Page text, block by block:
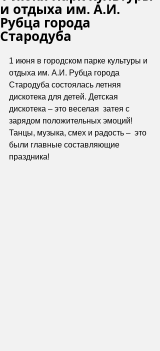
и отдыха им. А.И.
Рубца города
Стародуба
1 июня в городском парке культуры и
отдыха им. А.И. Рубца города
Стародуба состоялась летняя
дискотека для детей. Детская
дискотека – это веселая  затея с
зарядом положительных эмоций!
Танцы, музыка, смех и радость –  это
были главные составляющие
праздника!